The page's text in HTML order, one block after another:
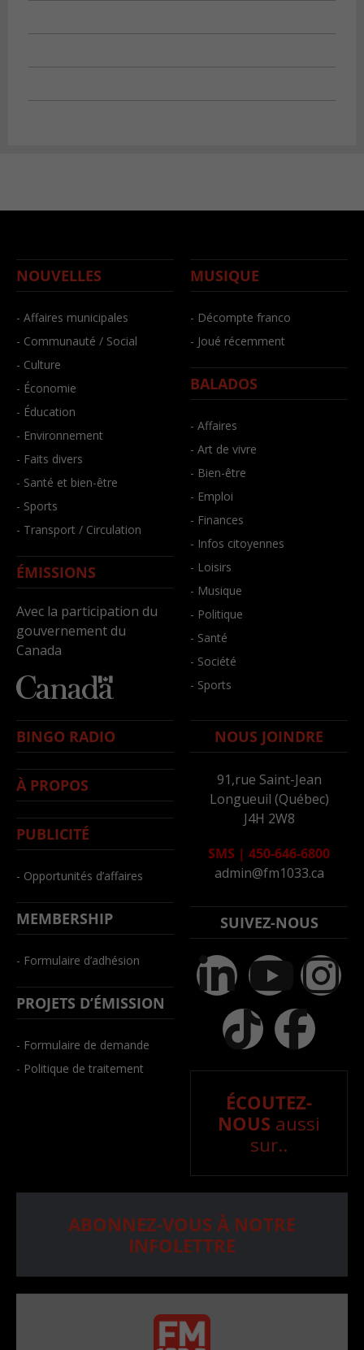
NOUVELLES
- Affaires municipales
- Communauté / Social
- Culture
- Économie
- Éducation
- Environnement
- Faits divers
- Santé et bien-être
- Sports
- Transport / Circulation
ÉMISSIONS
Avec la participation du
gouvernement du
Canada
MUSIQUE
- Décompte franco
- Joué récemment
BALADOS
- Affaires
- Art de vivre
- Bien-être
- Emploi
- Finances
- Infos citoyennes
- Loisirs
- Musique
- Politique
- Santé
- Société
- Sports
BINGO RADIO
À PROPOS
PUBLICITÉ
- Opportunités d’affaires
MEMBERSHIP
- Formulaire d’adhésion
PROJETS D’ÉMISSION
- Formulaire de demande
- Politique de traitement
NOUS JOINDRE
91,rue Saint-Jean
Longueuil (Québec)
J4H 2W8
SMS | 450-646-6800
admin@fm1033.ca
SUIVEZ-NOUS
ÉCOUTEZ-
NOUS aussi
sur..
ABONNEZ-VOUS À NOTRE
INFOLETTRE